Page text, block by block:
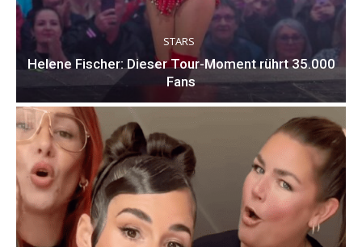
STARS
Helene Fischer: Dieser Tour-Moment rührt 35.000
Fans